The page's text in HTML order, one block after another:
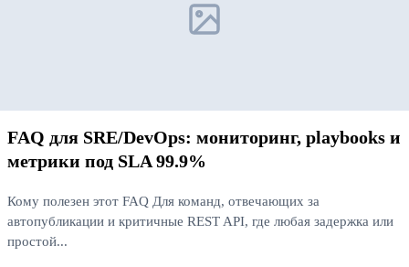
FAQ для SRE/DevOps: мониторинг, playbooks и
метрики под SLA 99.9%
Кому полезен этот FAQ Для команд, отвечающих за
автопубликации и критичные REST API, где любая задержка или
простой...